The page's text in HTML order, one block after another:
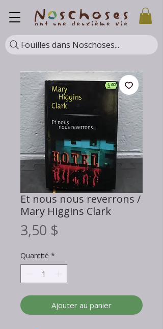
Fouilles dans Noschoses...
Et nous nous reverrons /
Mary Higgins Clark
3,50 $
Quantité *
Ajouter au panier